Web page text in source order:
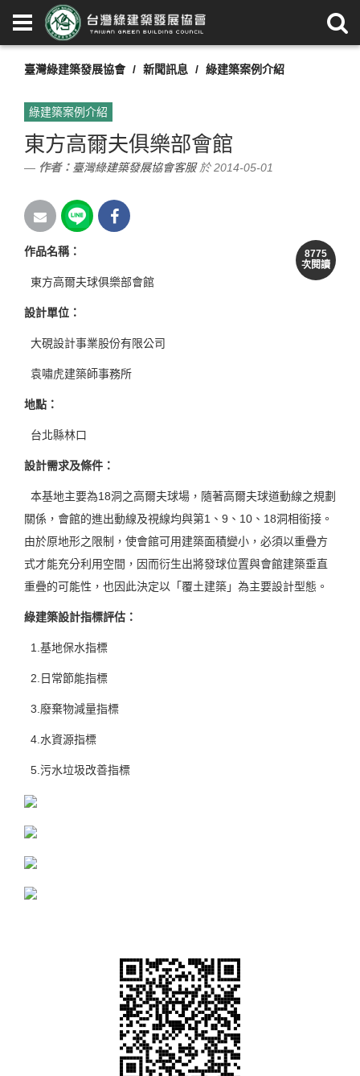
臺灣綠建築發展協會 新聞訊息 綠建築案例介紹
綠建築案例介紹
東方高爾夫俱樂部會館
作者： 臺灣綠建築發展協會客服於 2014-05-01
8775
次閱讀
作品名稱：
東方高爾夫球俱樂部會館
設計單位 ：
大硯設計事業股份有限公司
袁嘯虎建築師事務所
地點 ：
台北縣林口
設計需求及條件 ：
本基地主要為18洞之高爾夫球場，隨著高爾夫球道動線之規劃
關係，會館的進出動線及視線均與第1、9、10、18洞相銜接。
由於原地形之限制，使會館可用建築面積變小，必須以重疊方
式才能充分利用空間，因而衍生出將發球位置與會館建築垂直
重疊的可能性，也因此決定以「覆土建築」為主要設計型態。
綠建築設計指標評估 ：
1.基地保水指標
2.日常節能指標
3.廢棄物減量指標
4.水資源指標
5.污水垃圾改善指標